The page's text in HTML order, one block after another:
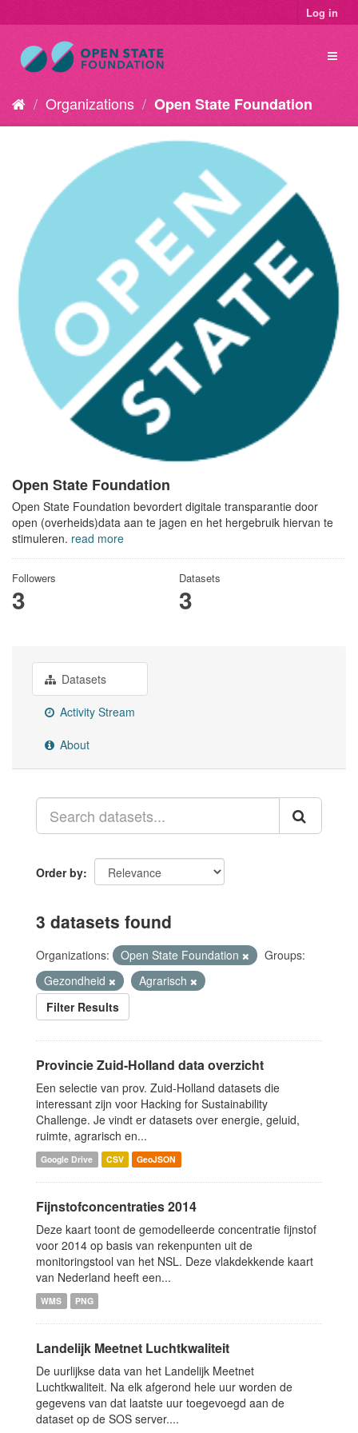
Log in
Organizations Open State Foundation
Open State Foundation
Open State Foundation bevordert digitale transparantie door
open (overheids)data aan te jagen en het hergebruik hiervan te
stimuleren. read more
Followers
3
Datasets
3
Datasets
Activity Stream
About
Order by
3 datasets found
Organizations: Open State Foundation
Groups:
Gezondheid
Agrarisch
Filter Results
Provincie Zuid-Holland data overzicht
Een selectie van prov. Zuid-Holland datasets die
interessant zijn voor Hacking for Sustainability
Challenge. Je vindt er datasets over energie, geluid,
ruimte, agrarisch en...
Google Drive CSV GeoJSON
Fijnstofconcentraties 2014
Deze kaart toont de gemodelleerde concentratie fijnstof
voor 2014 op basis van rekenpunten uit de
monitoringstool van het NSL. Deze vlakdekkende kaart
van Nederland heeft een...
WMS PNG
Landelijk Meetnet Luchtkwaliteit
De uurlijkse data van het Landelijk Meetnet
Luchtkwaliteit. Na elk afgerond hele uur worden de
gegevens van dat laatste uur toegevoegd aan de
dataset op de SOS server....